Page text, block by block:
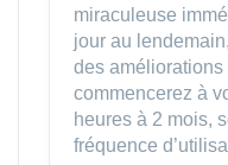
miraculeuse
jour au
des
commencerez à
heures à 2 mois,
fréquence